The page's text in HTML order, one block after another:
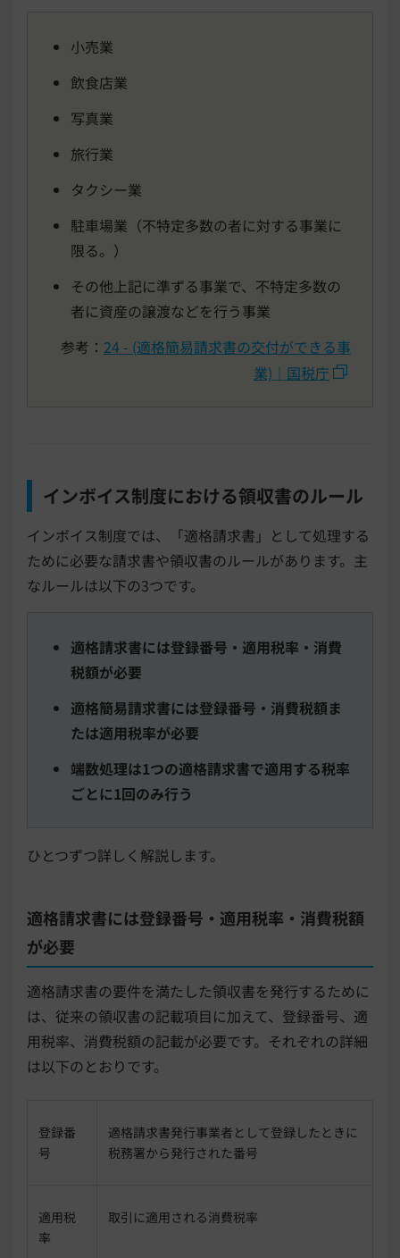
小売業
飲食店業
写真業
旅行業
タクシー業
駐車場業（不特定多数の者に対する事業に
限る。）
その他上記に準ずる事業で、不特定多数の
者に資産の譲渡などを行う事業
参考： 24 - (適格簡易請求書の交付ができる事
業)｜国税庁
インボイス制度における領収書のルール
インボイス制度では、「適格請求書」として処理する
ために必要な請求書や領収書のルールがあります。主
なルールは以下の3つです。
適格請求書には登録番号・適用税率・消費
税額が必要
適格簡易請求書には登録番号・消費税額ま
たは適用税率が必要
端数処理は1つの適格請求書で適用する税率
ごとに1回のみ行う
ひとつずつ詳しく解説します。
適格請求書には登録番号・適用税率・消費税額
が必要
適格請求書の要件を満たした領収書を発行するために
は、従来の領収書の記載項目に加えて、登録番号、適
用税率、消費税額の記載が必要です。それぞれの詳細
は以下のとおりです。
登録番
号
適格請求書発行事業者として登録したときに
税務署から発行された番号
適用税
率
取引に適用される消費税率